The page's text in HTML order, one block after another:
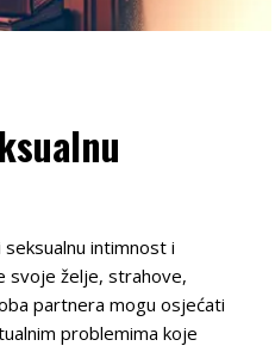
intimnost i
svoje želje, strahove,
partnera mogu osjećati
problemima koje